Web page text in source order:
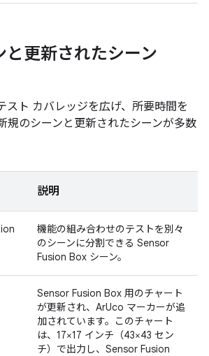
と更新されたシーン
スト カバレッジを広げ、所要時間を
規のシーンと更新されたシーンが多数
説明
機能の組み合わせのテストを別々
のシーンに分割できる Sensor
Fusion Box シーン。
Sensor Fusion Box 用のチャート
が更新され、ArUco マーカーが追
加されています。このチャート
は、17×17 インチ（43×43 セン
チ）で出力し、Sensor Fusion